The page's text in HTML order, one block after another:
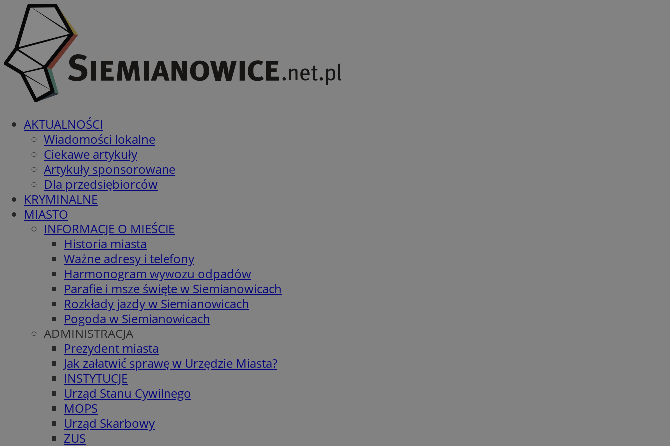
AKTUALNOŚCI
Wiadomości lokalne
Ciekawe artykuły
Artykuły sponsorowane
Dla przedsiębiorców
KRYMINALNE
MIASTO
INFORMACJE O MIEŚCIE
Historia miasta
Ważne adresy i telefony
Harmonogram wywozu odpadów
Parafie i msze święte w Siemianowicach
Rozkłady jazdy w Siemianowicach
Pogoda w Siemianowicach
ADMINISTRACJA
Prezydent miasta
Jak załatwić sprawę w Urzędzie Miasta?
INSTYTUCJE
Urząd Stanu Cywilnego
MOPS
Urząd Skarbowy
ZUS